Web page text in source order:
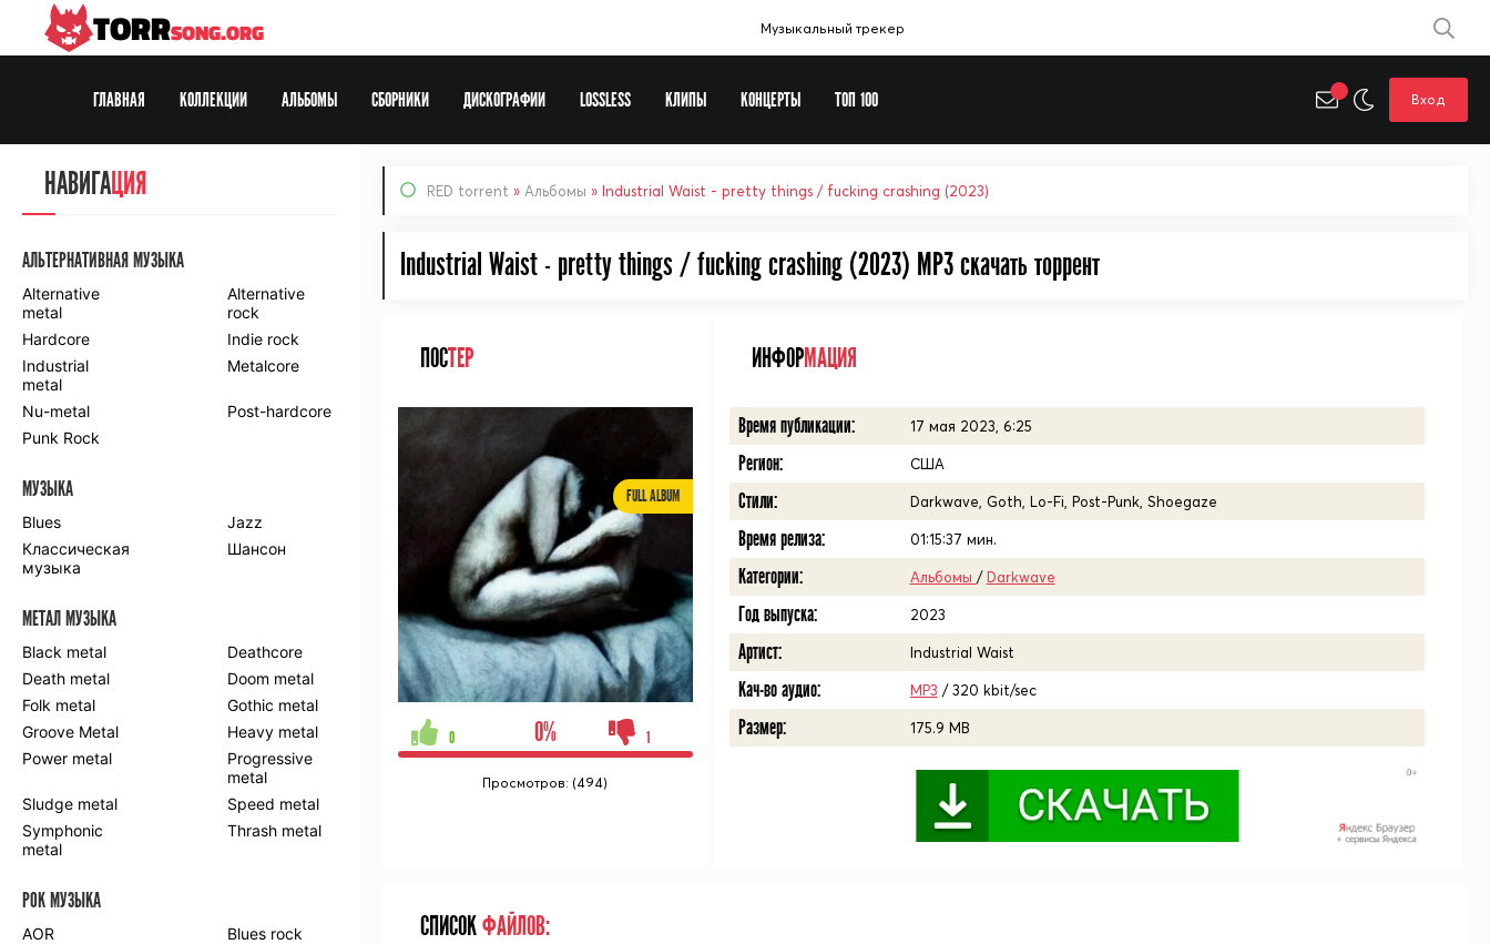
RED torrent » Альбомы » Industrial Waist - pretty things / fucking crashing (2023)
Industrial Waist - pretty things / fucking crashing (2023) MP3 cкачать торрент
ПОСТЕР
FULL ALBUM
0 0% 1
Просмотров: (494)
ИНФОРМАЦИЯ
Время публикации: 17 мая 2023, 6:25
Регион: США
Стили: Darkwave, Goth, Lo-Fi, Post-Punk, Shoegaze
Время релиза: 01:15:37 мин.
Категории: Альбомы /Darkwave
Год выпуска: 2023
Артист: Industrial Waist
Кач-во аудио: MP3 / 320 kbit/sec
Размер: 175.9 MB
СПИСОКФАЙЛОВ:
НАВИГАЦИЯ
АЛЬТЕРНАТИВНАЯ МУЗЫКА
Alternative
metal
Alternative
rock
Hardcore
Indie rock
Industrial
metal
Metalcore
Nu-metal
Post-hardcore
Punk Rock
МУЗЫКА
Blues
Jazz
Классическая
музыка
Шансон
МЕТАЛ МУЗЫКА
Black metal
Deathcore
Death metal
Doom metal
Folk metal
Gothic metal
Groove Metal
Heavy metal
Power metal
Progressive
metal
Sludge metal
Speed metal
Symphonic
metal
Thrash metal
РОК МУЗЫКА
AOR
Blues rock
TORRSONG.ORG Музыкальный трекер
ГЛАВНАЯ КОЛЛЕКЦИИ
Web-DL
Europa Plus
Новогодние сборники
АЛЬБОМЫ СБОРНИКИ ДИСКОГРАФИИ LOSSLESS КЛИПЫ КОНЦЕРТЫ ТОП 100 Вход